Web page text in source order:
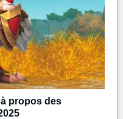
propos des